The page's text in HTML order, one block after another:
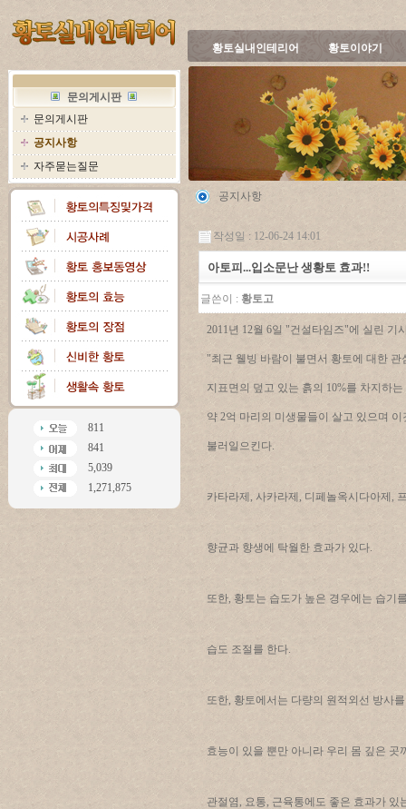
황토실내인테리어 황토이야기
문의게시판
문의게시판
공지사항
자주묻는질문
811
841
5,039
1,271,875
공지사항
작성일 : 12-06-24 14:01
아토피...입소문난 생황토 효과!!
글쓴이 : 황토고
2011년 12월 6일 "건설타임즈"에 실린 기
"최근 웰빙 바람이 불면서 황토에 대한 관
지표면의 덮고 있는 흙의 10%를 차지하
약 2억 마리의 미생물들이 살고 있으며
불러일으킨다.
카타라제, 사카라제, 디페놀옥시다아제,
향균과 향생에 탁월한 효과가 있다.
또한, 황토는 습도가 높은 경우에는 습기
습도 조절를 한다.
또한, 황토에서는 다량의 원적외선 방사
효능이 있을 뿐만 아니라 우리 몸 깊은
관절염, 요통, 근육통에도 좋은 효과가 있